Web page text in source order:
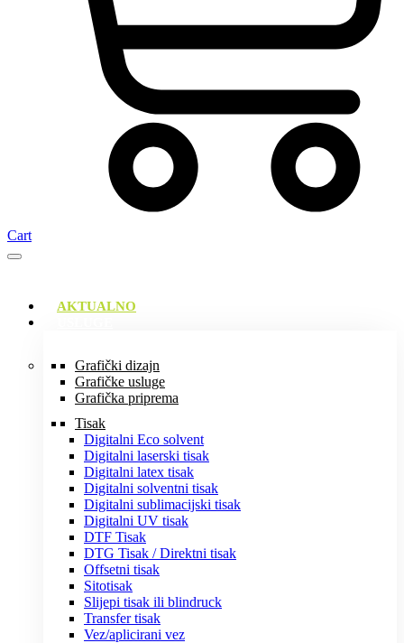
Cart
AKTUALNO
Grafički dizajn
Grafičke usluge
Grafička priprema
Tisak
Digitalni Eco solvent
Digitalni laserski tisak
Digitalni latex tisak
Digitalni solventni tisak
Digitalni sublimacijski tisak
Digitalni UV tisak
DTF Tisak
DTG Tisak / Direktni tisak
Offsetni tisak
Sitotisak
Slijepi tisak ili blindruck
Transfer tisak
Vez/aplicirani vez